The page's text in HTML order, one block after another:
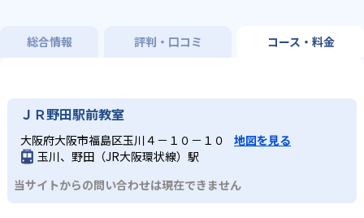
総合情報 評判・口コミ コース・料金
ＪＲ野田駅前教室
大阪府大阪市福島区玉川４－１０－１０
地図を見る
玉川、野田（JR大阪環状線）駅
当サイトからの問い合わせは現在できません